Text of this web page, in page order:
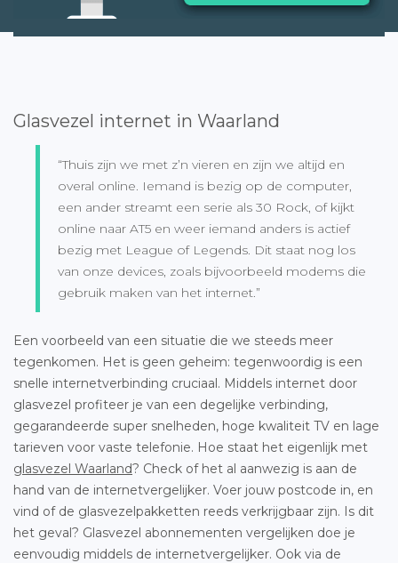
Glasvezel internet in Waarland
“Thuis zijn we met z’n vieren en zijn we altijd en
overal online. Iemand is bezig op de computer,
een ander streamt een serie als 30 Rock, of kijkt
online naar AT5 en weer iemand anders is actief
bezig met League of Legends. Dit staat nog los
van onze devices, zoals bijvoorbeeld modems die
gebruik maken van het internet.”
Een voorbeeld van een situatie die we steeds meer
tegenkomen. Het is geen geheim: tegenwoordig is een
snelle internetverbinding cruciaal. Middels internet door
glasvezel profiteer je van een degelijke verbinding,
gegarandeerde super snelheden, hoge kwaliteit TV en lage
tarieven voor vaste telefonie. Hoe staat het eigenlijk met
glasvezel Waarland? Check of het al aanwezig is aan de
hand van de internetvergelijker. Voer jouw postcode in, en
vind of de glasvezelpakketten reeds verkrijgbaar zijn. Is dit
het geval? Glasvezel abonnementen vergelijken doe je
eenvoudig middels de internetvergelijker. Ook via de